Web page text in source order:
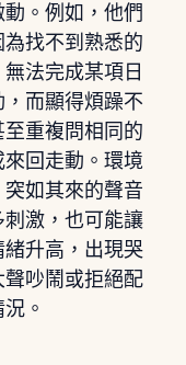
動。例如，他們
為找不到熟悉的
法完成某項日
，而顯得煩躁不
至重複問相同的
來回走動。環境
突如其來的聲音
刺激，也可能讓
緒升高，出現哭
聲吵鬧或拒絕配
。